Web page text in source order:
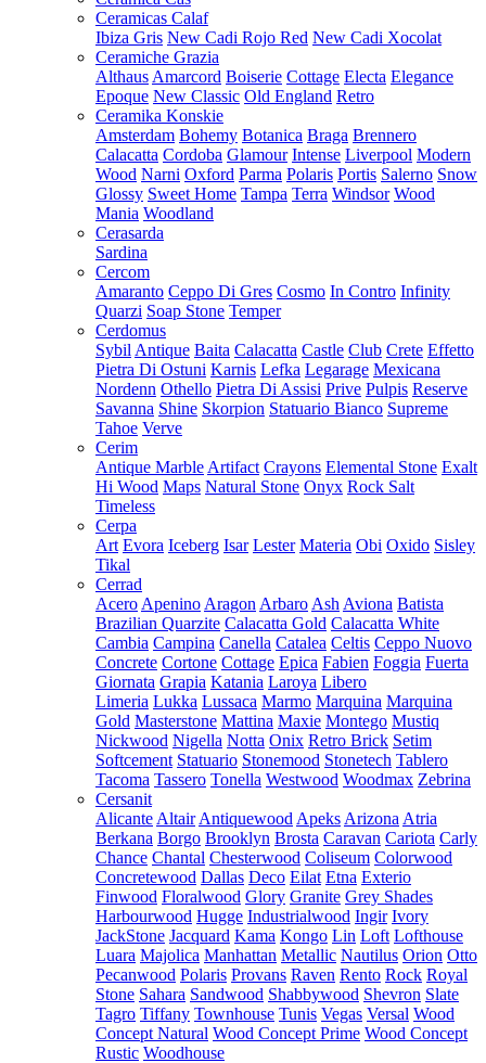
Ceramicas Calaf
Ibiza Gris New Cadi Rojo Red New Cadi Xocolat
Ceramiche Grazia
Althaus Amarcord Boiserie Cottage Electa Elegance
Epoque New Classic Old England Retro
Ceramika Konskie
Amsterdam Bohemy Botanica Braga Brennero
Calacatta Cordoba Glamour Intense Liverpool Modern
Wood Narni Oxford Parma Polaris Portis Salerno Snow
Glossy Sweet Home Tampa Terra Windsor Wood
Mania Woodland
Cerasarda
Sardina
Cercom
Amaranto Ceppo Di Gres Cosmo In Contro Infinity
Quarzi Soap Stone Temper
Cerdomus
Sybil Antique Baita Calacatta Castle Club Crete Effetto
Pietra Di Ostuni Karnis Lefka Legarage Mexicana
Nordenn Othello Pietra Di Assisi Prive Pulpis Reserve
Savanna Shine Skorpion Statuario Bianco Supreme
Tahoe Verve
Cerim
Antique Marble Artifact Crayons Elemental Stone Exalt
Hi Wood Maps Natural Stone Onyx Rock Salt
Timeless
Cerpa
Art Evora Iceberg Isar Lester Materia Obi Oxido Sisley
Tikal
Cerrad
Acero Apenino Aragon Arbaro Ash Aviona Batista
Brazilian Quarzite Calacatta Gold Calacatta White
Cambia Campina Canella Catalea Celtis Ceppo Nuovo
Concrete Cortone Cottage Epica Fabien Foggia Fuerta
Giornata Grapia Katania Laroya Libero
Limeria Lukka Lussaca Marmo Marquina Marquina
Gold Masterstone Mattina Maxie Montego Mustiq
Nickwood Nigella Notta Onix Retro Brick Setim
Softcement Statuario Stonemood Stonetech Tablero
Tacoma Tassero Tonella Westwood Woodmax Zebrina
Cersanit
Alicante Altair Antiquewood Apeks Arizona Atria
Berkana Borgo Brooklyn Brosta Caravan Cariota Carly
Chance Chantal Chesterwood Coliseum Colorwood
Concretewood Dallas Deco Eilat Etna Exterio
Finwood Floralwood Glory Granite Grey Shades
Harbourwood Hugge Industrialwood Ingir Ivory
JackStone Jacquard Kama Kongo Lin Loft Lofthouse
Luara Majolica Manhattan Metallic Nautilus Orion Otto
Pecanwood Polaris Provans Raven Rento Rock Royal
Stone Sahara Sandwood Shabbywood Shevron Slate
Tagro Tiffany Townhouse Tunis Vegas Versal Wood
Concept Natural Wood Concept Prime Wood Concept
Rustic Woodhouse